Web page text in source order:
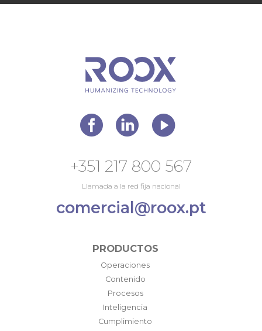
+351 217 800 567
Llamada a la red fija nacional
comercial@roox.pt
PRODUCTOS
Operaciones
Contenido
Procesos
Inteligencia
Cumplimiento